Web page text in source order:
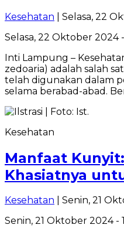
Kesehatan | Selasa, 22
Selasa, 22 Oktober 2024
Inti Lampung –
zedoaria) adalah salah
telah digunakan dalam
selama berabad-abad.
Kesehatan
Manfaat
Khasiatnya
Kesehatan | Senin, 21
Senin, 21 Oktober 2024 -